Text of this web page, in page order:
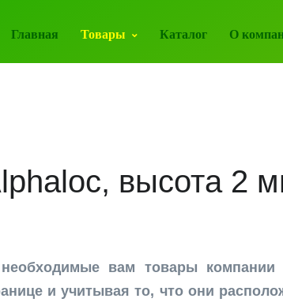
Главная Товары Каталог О
высота 2
вам товары
и учитывая то, что они